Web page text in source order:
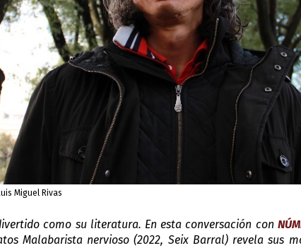
Miguel Rivas
como su literatura. En esta conversación con
Malabarista nervioso (2022, Seix Barral) revela sus